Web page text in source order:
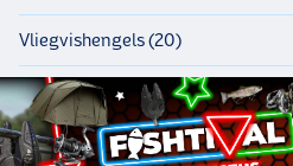
Vliegvishengels (20)